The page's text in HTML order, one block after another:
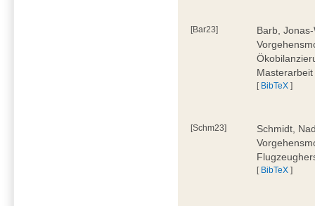
[Bar23]
Barb,
[ BibTeX ]
[Schm23]
Schmidt,
[ BibTeX ]